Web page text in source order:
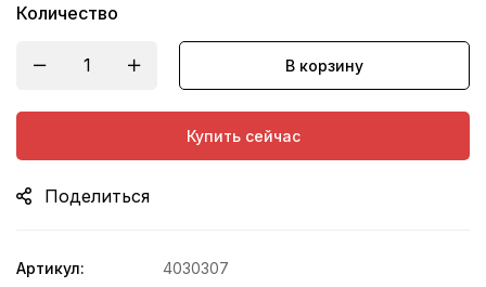
Количество
В корзину
Купить сейчас
Поделиться
Артикул:
4030307